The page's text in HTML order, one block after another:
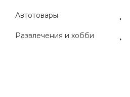
Автотовары
Развлечения и хобби